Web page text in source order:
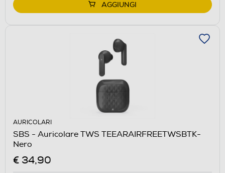
AGGIUNGI
AURICOLARI
SBS - Auricolare TWS TEEARAIRFREETWSBTK-
Nero
€ 34,90